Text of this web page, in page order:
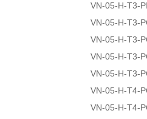
VN-05-H-T3-
VN-05-H-T3-
VN-05-H-T3-
VN-05-H-T3-
VN-05-H-T3-
VN-05-H-T4-
VN-05-H-T4-